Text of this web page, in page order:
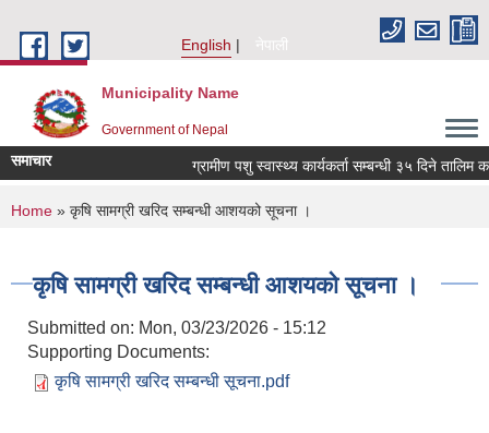
English
नेपाली
Municipality Name
Government of Nepal
समाचार ग्रामीण पशु स्वास्थ्य कार्यकर्ता सम्बन्धी ३५ दिने तालिम
You are here
Home » कृषि सामग्री खरिद सम्बन्धी आशयको सूचना ।
कृषि सामग्री खरिद सम्बन्धी आशयको सूचना ।
Submitted on: Mon, 03/23/2026 - 15:12
Supporting Documents:
कृषि सामग्री खरिद सम्बन्धी सूचना.pdf